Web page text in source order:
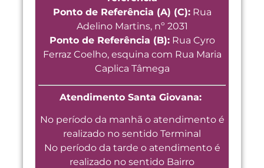
Ponto de Referência (A) (C):Rua
Adelino Martins, nº 2031
Ponto de Referência (B):Rua Cyro
Ferraz Coelho, esquina com Rua Maria
Caplica Tâmega
Atendimento Santa Giovana:
No período da manhã o atendimento é
realizado no sentido Terminal
No período da tarde o atendimento é
realizado no sentido Bairro